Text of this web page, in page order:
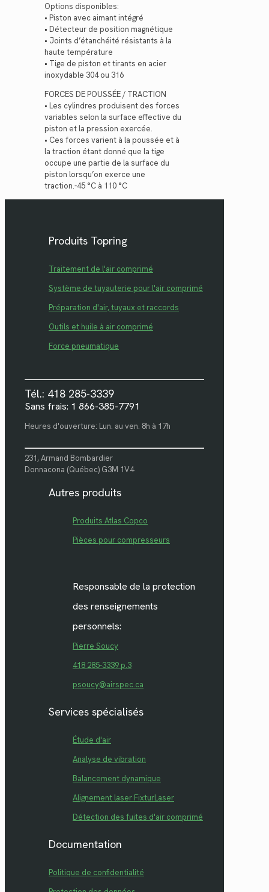
Options disponibles:
• Piston avec aimant intégré
• Détecteur de position magnétique
• Joints d’étanchéité résistants à la
haute température
• Tige de piston et tirants en acier
inoxydable 304 ou 316
FORCES DE POUSSÉE / TRACTION
• Les cylindres produisent des forces
variables selon la surface effective du
piston et la pression exercée.
• Ces forces varient à la poussée et à
la traction étant donné que la tige
occupe une partie de la surface du
piston lorsqu’on exerce une
traction.-45 °C à 110 °C
Produits Topring
Traitement de l'air comprimé
Système de tuyauterie pour l'air comprimé
Préparation d'air, tuyaux et raccords
Outils et huile à air comprimé
Force pneumatique
Tél.: 418 285-3339
Sans frais: 1 866-385-7791
Heures d'ouverture: Lun. au ven. 8h à 17h
231, Armand Bombardier
Donnacona (Québec) G3M 1V4
Autres produits
Produits Atlas Copco
Pièces pour compresseurs
Responsable de la protection
des renseignements
personnels:
Pierre Soucy
418 285-3339 p.3
psoucy@airspec.ca
Services spécialisés
Étude d'air
Analyse de vibration
Balancement dynamique
Alignement laser FixturLaser
Détection des fuites d'air comprimé
Documentation
Politique de confidentialité